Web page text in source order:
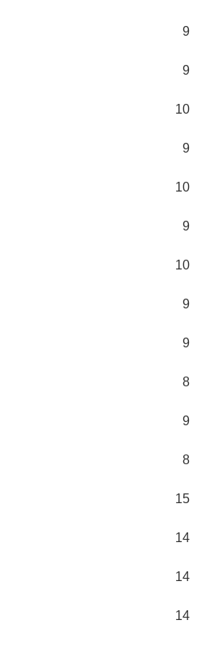
9
9
10
9
10
9
10
9
9
8
9
8
15
14
14
14